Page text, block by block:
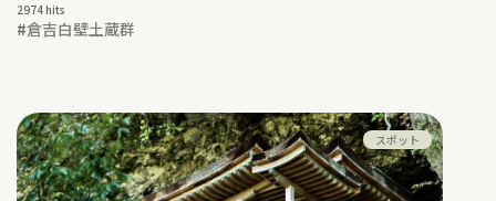
2974 hits
#倉吉白壁土蔵群
スポット